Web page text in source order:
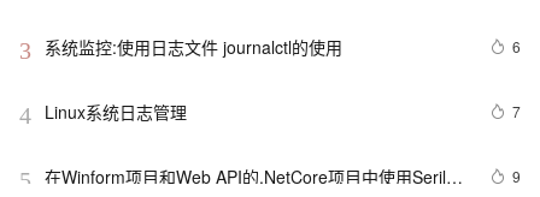
3 系统监控:使用日志文件 journalctl的使用 6
4 Linux系统日志管理 7
5 在Winform项目和Web API的.NetCore项目中使用Serilog
9